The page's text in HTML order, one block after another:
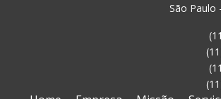
São Paulo